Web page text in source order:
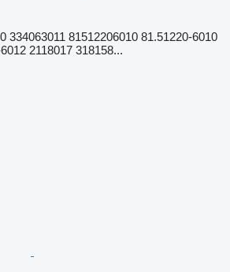
334063011 81512206010 81.51220-6010
2118017 318158...